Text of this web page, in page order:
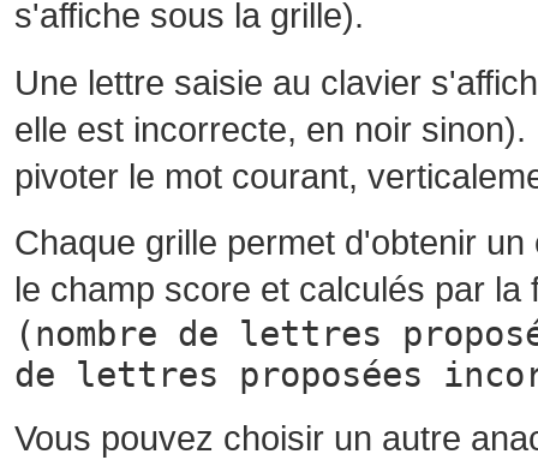
s'affiche sous la grille).
Une lettre saisie au clavier
elle est incorrecte, en noir
pivoter le mot courant,
Chaque grille permet d'obtenir
le champ score et calculés par la
(nombre de lettres
de lettres proposées
Vous pouvez choisir un autre